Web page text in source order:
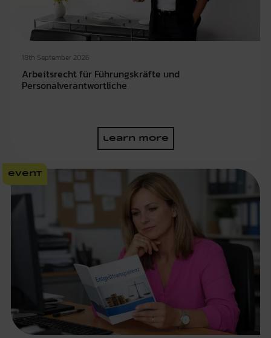
18th September 2026
Arbeitsrecht für Führungskräfte und
Personalverantwortliche
learn more
event